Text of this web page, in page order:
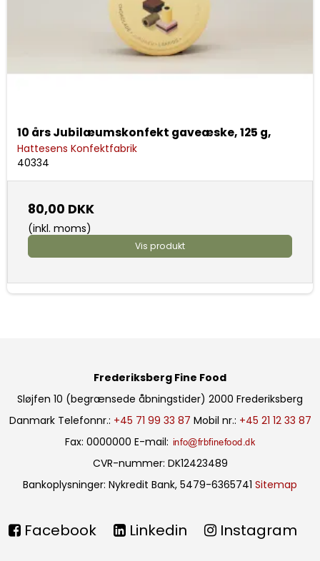
10 års Jubilæumskonfekt gaveæske, 125 g,
Hattesens Konfektfabrik
40334
80,00 DKK
(inkl. moms)
Vis produkt
Frederiksberg Fine Food
Sløjfen 10 (begrænsede åbningstider) 2000 Frederiksberg
Danmark Telefonnr.: +45 71 99 33 87 Mobil nr.: +45 21 12 33 87
Fax: 0000000 E-mail:
CVR-nummer: DK12423489
Bankoplysninger: Nykredit Bank, 5479-6365741 Sitemap
Facebook Linkedin Instagram